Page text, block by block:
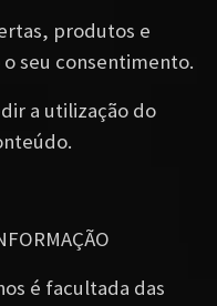
produtos e
seu consentimento.
a utilização do
é facultada das